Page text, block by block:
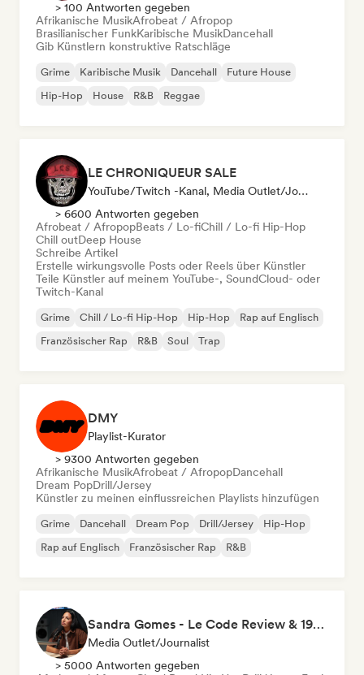
> 100 Antworten gegeben
Afrikanische MusikAfrobeat / Afropop
Brasilianischer FunkKaribische MusikDancehall
Gib Künstlern konstruktive Ratschläge
Grime Karibische Musik Dancehall
Future House
Hip-Hop
House R&B Reggae
LE CHRONIQUEUR SALE
YouTube/Twitch -Kanal, Media Outlet/Journalist, Social Media Influencer
> 6600 Antworten gegeben
Afrobeat / AfropopBeats / Lo-fiChill / Lo-fi Hip-Hop
Chill outDeep House
Schreibe Artikel
Erstelle wirkungsvolle Posts oder Reels über Künstler
Teile Künstler auf meinem YouTube-, SoundCloud- oder
Twitch-Kanal
Grime Chill / Lo-fi Hip-Hop Hip-Hop
Rap auf Englisch
Französischer Rap
R&B Soul Trap
DMY
Playlist-Kurator
> 9300 Antworten gegeben
Afrikanische MusikAfrobeat / AfropopDancehall
Dream PopDrill/Jersey
Künstler zu meinen einflussreichen Playlists hinzufügen
Grime Dancehall Dream Pop Drill/Jersey
Hip-Hop
Rap auf Englisch
Französischer Rap R&B
Sandra Gomes - Le Code Review & 1993initiales
Media Outlet/Journalist
> 5000 Antworten gegeben